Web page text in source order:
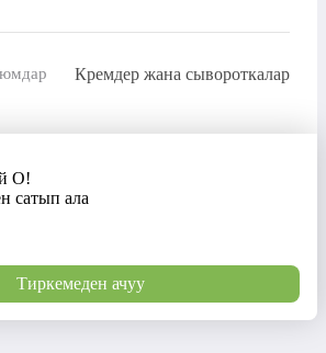
Кремдер жана сывороткалар
О!
сатып ала
Тиркемеден ачуу